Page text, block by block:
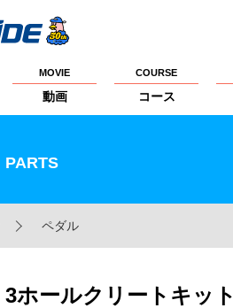
MOVIE
動画
COURSE
コース
PARTS
ペダル
ホールクリートキット